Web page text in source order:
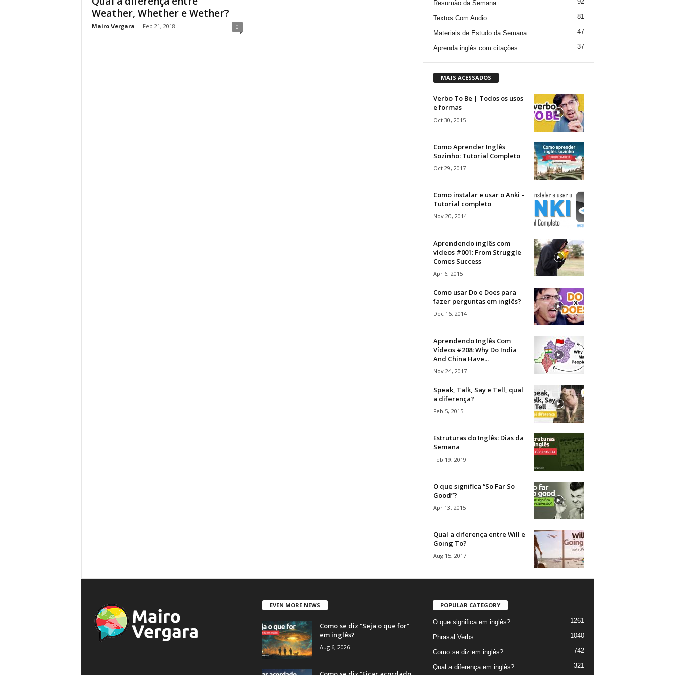
Weather, Whether e Wether?
Mairo Vergara - Feb 21, 2018 0
Resumão da Semana
Textos Com Audio 81
Materiais de Estudo da Semana 47
Aprenda inglês com citações 37
MAIS ACESSADOS
Verbo To Be | Todos os usos
e formas
Oct 30, 2015
Como Aprender Inglês
Sozinho: Tutorial Completo
Oct 29, 2017
Como instalar e usar o Anki –
Tutorial completo
Nov 20, 2014
Aprendendo inglês com
vídeos #001: From Struggle
Comes Success
Apr 6, 2015
Como usar Do e Does para
fazer perguntas em inglês?
Dec 16, 2014
Aprendendo Inglês Com
Vídeos #208: Why Do India
And China Have...
Nov 24, 2017
Speak, Talk, Say e Tell, qual
a diferença?
Feb 5, 2015
Estruturas do Inglês: Dias da
Semana
Feb 19, 2019
O que significa “So Far So
Good”?
Apr 13, 2015
Qual a diferença entre Will e
Going To?
Aug 15, 2017
EVEN MORE NEWS
Como se diz “Seja o que for”
em inglês?
Aug 6, 2026
POPULAR CATEGORY
O que significa em inglês? 1261
Phrasal Verbs 1040
Como se diz em inglês? 742
Qual a diferença em inglês? 321